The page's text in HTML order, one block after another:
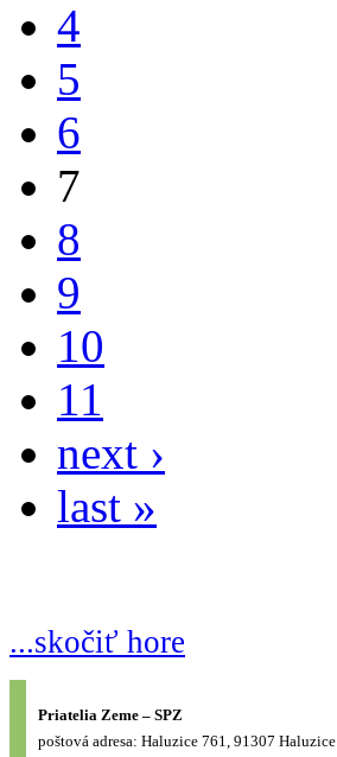
4
5
6
7
8
9
10
11
next ›
last »
...skočiť hore
Priatelia Zeme – SPZ
poštová adresa: Haluzice 761, 91307 Haluzice